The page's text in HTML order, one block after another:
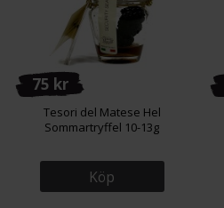
75 kr
Tesori del Matese Hel
Sommartryffel 10-13g
Köp